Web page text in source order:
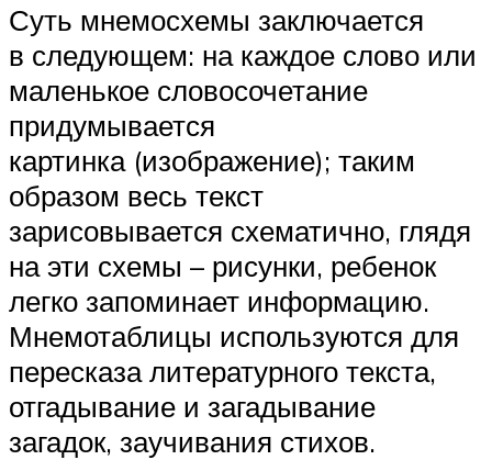
Суть мнемосхемы заключается
в следующем: на каждое слово или
маленькое словосочетание
придумывается
картинка (изображение); таким
образом весь текст
зарисовывается схематично, глядя
на эти схемы – рисунки, ребенок
легко запоминает информацию.
Мнемотаблицы используются для
пересказа литературного текста,
отгадывание и загадывание
загадок, заучивания стихов.